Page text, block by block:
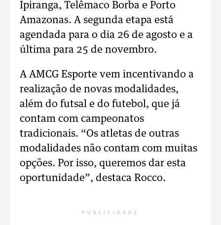
Ipiranga, Telêmaco Borba e Porto
Amazonas. A segunda etapa está
agendada para o dia 26 de agosto e a
última para 25 de novembro.
A AMCG Esporte vem incentivando a
realização de novas modalidades,
além do futsal e do futebol, que já
contam com campeonatos
tradicionais. “Os atletas de outras
modalidades não contam com muitas
opções. Por isso, queremos dar esta
oportunidade”, destaca Rocco.
PUBLICIDADE